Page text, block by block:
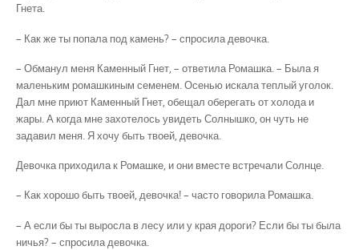
Гнета.
– Как же ты попала под камень? – спросила девочка.
– Обманул меня Каменный Гнет, – ответила Ромашка. – Была я
маленьким ромашкиным семенем. Осенью искала теплый уголок.
Дал мне приют Каменный Гнет, обещал оберегать от холода и
жары. А когда мне захотелось увидеть Солнышко, он чуть не
задавил меня. Я хочу быть твоей, девочка.
Девочка приходила к Ромашке, и они вместе встречали Солнце.
– Как хорошо быть твоей, девочка! – часто говорила Ромашка.
– А если бы ты выросла в лесу или у края дороги? Если бы ты была
ничья? – спросила девочка.